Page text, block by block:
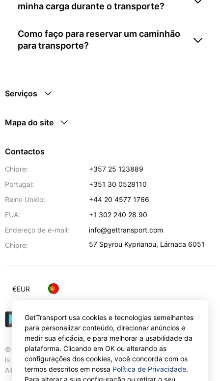
minha carga durante o transporte?
Como faço para reservar um caminhão
para transporte?
Serviços
Mapa do site
Contactos
Chipre:
+357 25 123889
Portugal:
+351 30 0528110
Reino Unido:
+44 20 4577 1766
EUA:
+1 302 240 28 90
Endereço de e-mail:
info@gettransport.com
Chipre:
57 Spyrou Kyprianou, Lárnaca 6051
© Gettransport International Limited. GetTransport®
is trademark of Gettransport International Limited.
All rights reserved.
€EUR
GetTransport usa cookies e tecnologias semelhantes
para personalizar conteúdo, direcionar anúncios e
medir sua eficácia, e para melhorar a usabilidade da
plataforma. Clicando em OK ou alterando as
configurações dos cookies, você concorda com os
termos descritos em nossa Política de Privacidade.
Para alterar a sua configuração ou retirar o seu